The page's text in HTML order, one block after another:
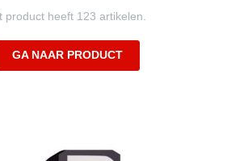
product heeft 123 artikelen.
GA NAAR PRODUCT